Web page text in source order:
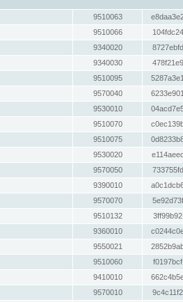
9510063
9510066
9340020
9340030
9510095
9570040
9530010
9510070
9510075
9530020
9570050
9390010
9570070
9510132
9360010
9550021
9510060
9410010
9570010